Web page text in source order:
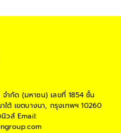
ำกัด (มหาชน) เลขที่ 1854 ชั้น
ใต้ เขตบางนา, กรุงเทพฯ 10260
วส์Email: